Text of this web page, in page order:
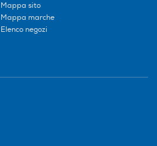
Mappa sito
Mappa marche
Elenco negozi